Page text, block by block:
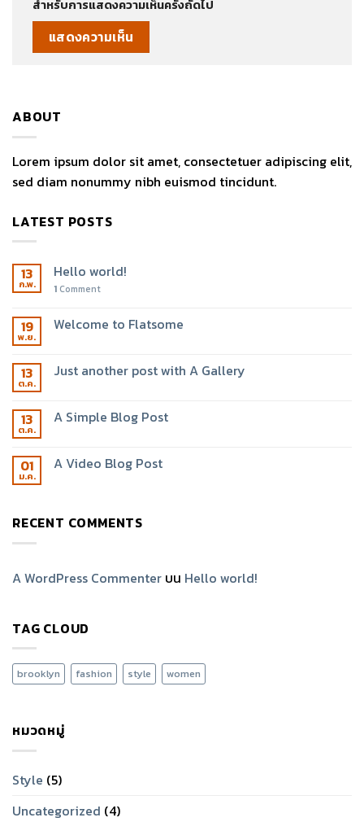
สำหรับการแสดงความเห็นครั้งถัดไป
ABOUT
Lorem ipsum dolor sit amet, consectetuer adipiscing elit,
sed diam nonummy nibh euismod tincidunt.
LATEST POSTS
13
ก.พ.
Hello world!
1 Comment
19
พ.ย.
Welcome to Flatsome
13
ต.ค.
Just another post with A Gallery
13
ต.ค.
A Simple Blog Post
01
ม.ค.
A Video Blog Post
RECENT COMMENTS
A WordPress Commenter บน Hello world!
TAG CLOUD
brooklyn fashion style women
หมวดหมู่
Style (5)
Uncategorized (4)